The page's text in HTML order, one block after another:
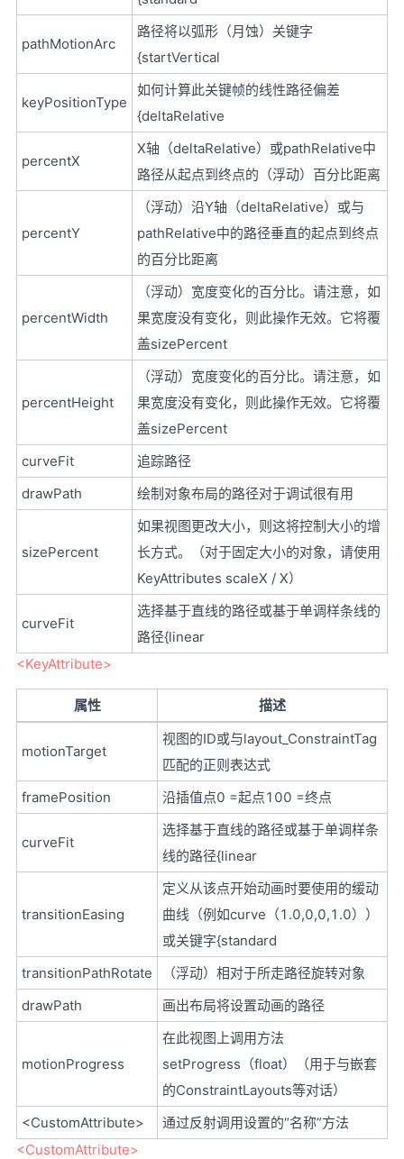
pathMotionArc
路径将以弧形（月蚀）关键字
{startVertical
keyPositionType
如何计算此关键帧的线性路径偏差
{deltaRelative
percentX
X轴（deltaRelative）或pathRelative中
路径从起点到终点的（浮动）百分比距离
percentY
（浮动）沿Y轴（deltaRelative）或与
pathRelative中的路径垂直的起点到终点
的百分比距离
percentWidth
（浮动）宽度变化的百分比。请注意，如
果宽度没有变化，则此操作无效。它将覆
盖sizePercent
percentHeight
（浮动）宽度变化的百分比。请注意，如
果宽度没有变化，则此操作无效。它将覆
盖sizePercent
curveFit
追踪路径
drawPath
绘制对象布局的路径对于调试很有用
sizePercent
如果视图更改大小，则这将控制大小的增
长方式。（对于固定大小的对象，请使用
KeyAttributes scaleX / X）
curveFit
选择基于直线的路径或基于单调样条线的
路径{linear
<KeyAttribute>
属性 描述
motionTarget
视图的ID或与layout_ConstraintTag
匹配的正则表达式
framePosition
沿插值点0 =起点100 =终点
curveFit
选择基于直线的路径或基于单调样条
线的路径{linear
transitionEasing
定义从该点开始动画时要使用的缓动
曲线（例如curve（1.0,0,0,1.0））
或关键字{standard
transitionPathRotate
（浮动）相对于所走路径旋转对象
drawPath
画出布局将设置动画的路径
motionProgress
在此视图上调用方法
setProgress（float）（用于与嵌套
的ConstraintLayouts等对话）
<CustomAttribute>
通过反射调用设置的“名称”方法
<CustomAttribute>